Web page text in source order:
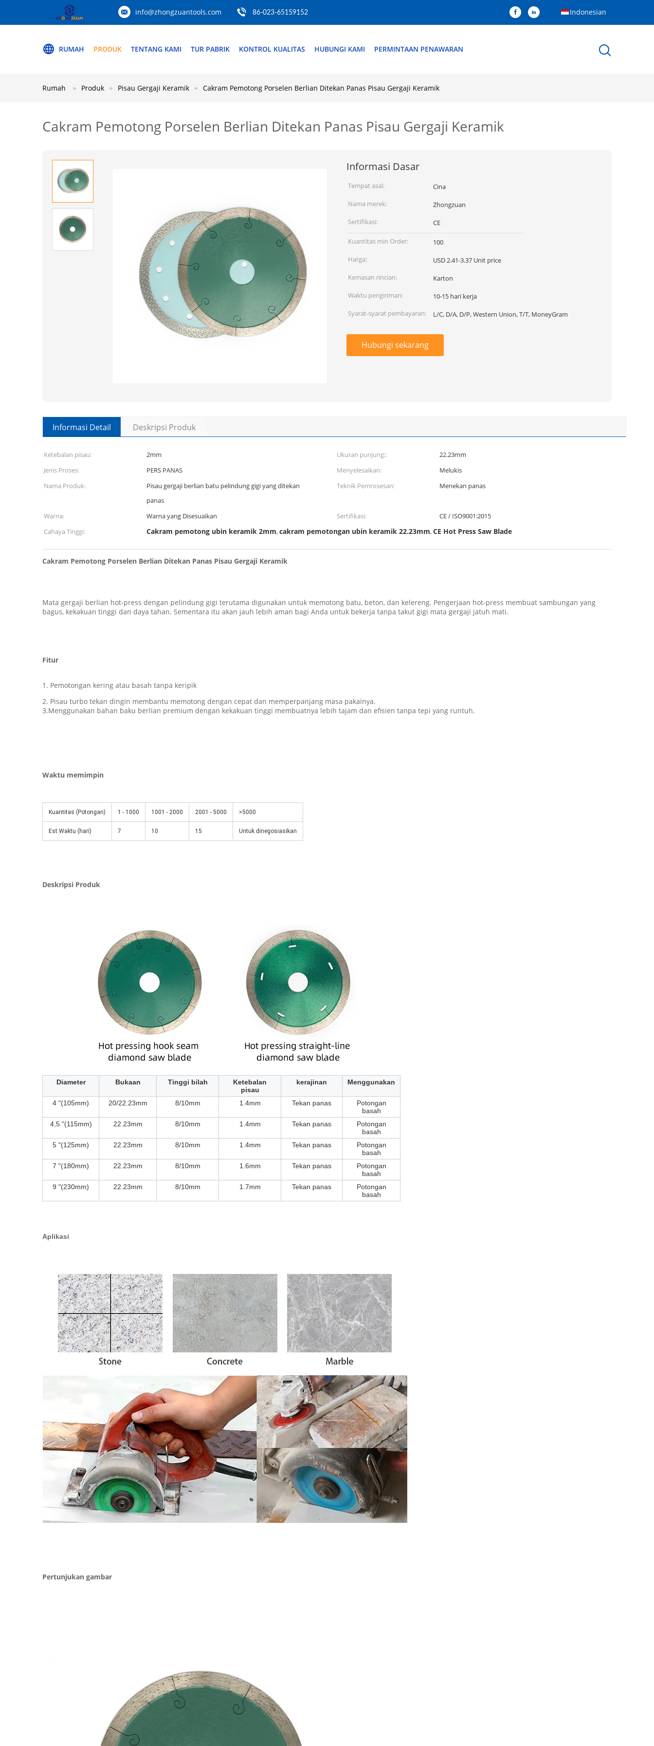
info@zhongzuantools.com 86-023-65159152 Indonesian
RUMAH PRODUK TENTANG KAMI TUR PABRIK KONTROL KUALITAS HUBUNGI KAMI PERMINTAAN PENAWARAN
Rumah Produk Pisau Gergaji Keramik Cakram Pemotong Porselen Berlian Ditekan Panas Pisau Gergaji Keramik
Cakram Pemotong Porselen Berlian Ditekan Panas Pisau Gergaji Keramik
Informasi Dasar
Tempat asal:
Cina
Nama merek:
Zhongzuan
Sertifikasi:
CE
Kuantitas min Order:
100
Harga:
USD 2.41-3.37 Unit price
Kemasan rincian:
Karton
Waktu pengiriman:
10-15 hari kerja
Syarat-syarat pembayaran:
L/C, D/A, D/P, Western Union, T/T, MoneyGram
Hubungi sekarang
Informasi Detail Deskripsi Produk
Ketebalan pisau: 2mm Ukuran punjung::
22.23mm
Jenis Proses:
PERS PANAS Menyelesaikan:
Melukis
Nama Produk:
Pisau gergaji berlian batu pelindung gigi yang ditekan
panas
Teknik Pemrosesan: Menekan panas
Warna: Warna yang Disesuaikan Sertifikasi:
CE / ISO9001:2015
Cahaya Tinggi:
Cakram pemotong ubin keramik 2mm,cakram pemotongan ubin keramik 22.23mm,CE Hot Press Saw Blade
Cakram Pemotong Porselen Berlian Ditekan Panas Pisau Gergaji Keramik
Mata gergaji berlian hot-press dengan pelindung gigi terutama digunakan untuk memotong batu, beton, dan kelereng. Pengerjaan hot-press membuat sambungan yang
bagus, kekakuan tinggi dan daya tahan. Sementara itu akan jauh lebih aman bagi Anda untuk bekerja tanpa takut gigi mata gergaji jatuh mati.
Fitur
1. Pemotongan kering atau basah tanpa keripik
2. Pisau turbo tekan dingin membantu memotong dengan cepat dan memperpanjang masa pakainya.
3.Menggunakan bahan baku berlian premium dengan kekakuan tinggi membuatnya lebih tajam dan efisien tanpa tepi yang runtuh.
Waktu memimpin
Kuantitas (Potongan) 1 - 1000 1001 - 2000 2001 - 5000 >5000
Est.Waktu (hari) 7 10 15 Untuk dinegosiasikan
Deskripsi Produk
Diameter Bukaan Tinggi bilah
Ketebalan
pisau
kerajinan Menggunakan
4 "(105mm) 20/22.23mm 8/10mm 1.4mm Tekan panas
Potongan
basah
4,5 "(115mm)
22.23mm 8/10mm 1.4mm Tekan panas
Potongan
basah
5 "(125mm)
22.23mm 8/10mm 1.4mm Tekan panas
Potongan
basah
7 "(180mm)
22.23mm 8/10mm 1.6mm Tekan panas
Potongan
basah
9 "(230mm)
22.23mm 8/10mm 1.7mm Tekan panas
Potongan
basah
Aplikasi
Pertunjukan gambar